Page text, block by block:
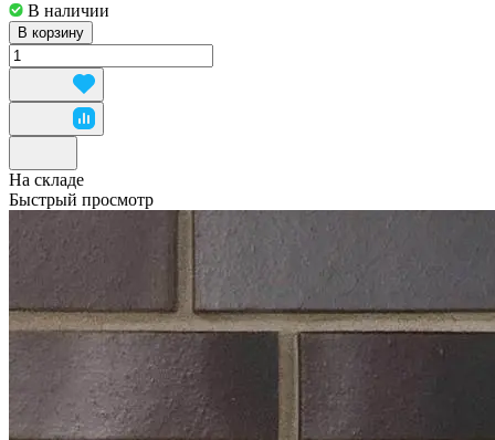
В наличии
В корзину
На складе
Быстрый просмотр